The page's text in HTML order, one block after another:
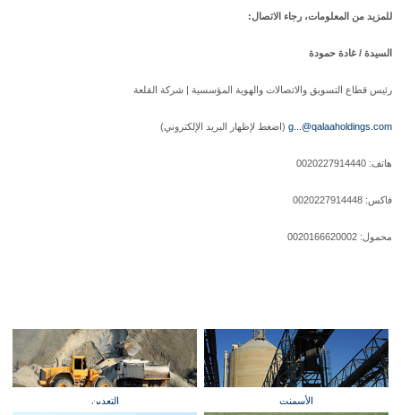
للمزيد من المعلومات، رجاء الاتصال:
السيدة / غادة حمودة
رئيس قطاع التسويق والاتصالات والهوية المؤسسية | شركة القلعة
g...@qalaaholdings.com (اضغط لإظهار البريد الإلكتروني)
هاتف: 0020227914440
فاكس: 0020227914448
محمول: 0020166620002
الأسمنت التعدين